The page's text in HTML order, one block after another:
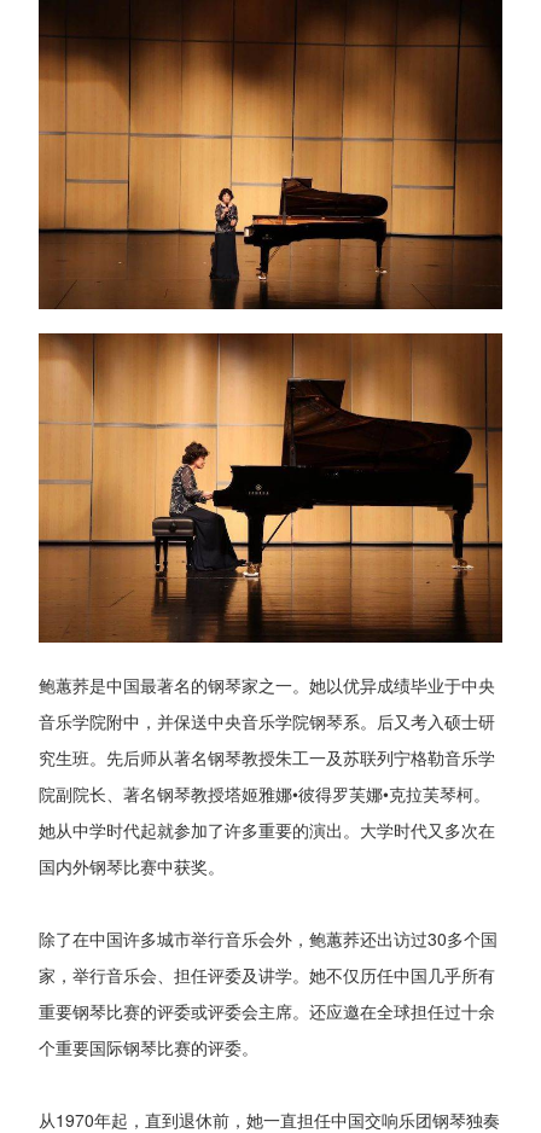
鲍蕙荞是中国最著名的钢琴家之一。她以优异成绩毕业于中央
音乐学院附中，并保送中央音乐学院钢琴系。后又考入硕士研
究生班。先后师从著名钢琴教授朱工一及苏联列宁格勒音乐学
院副院长、著名钢琴教授塔姬雅娜•彼得罗芙娜•克拉芙琴柯。
她从中学时代起就参加了许多重要的演出。大学时代又多次在
国内外钢琴比赛中获奖。
除了在中国许多城市举行音乐会外，鲍蕙荞还出访过30多个国
家，举行音乐会、担任评委及讲学。她不仅历任中国几乎所有
重要钢琴比赛的评委或评委会主席。还应邀在全球担任过十余
个重要国际钢琴比赛的评委。
从1970年起，直到退休前，她一直担任中国交响乐团钢琴独奏